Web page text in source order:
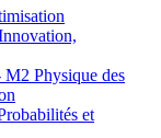
Physique des
et